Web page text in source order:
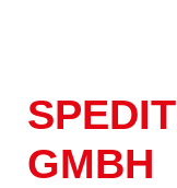
GMBH